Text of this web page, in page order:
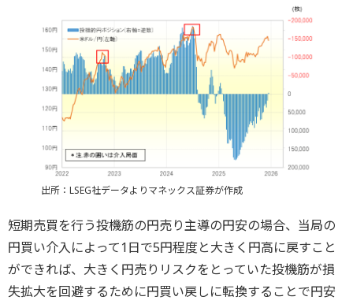
出所：LSEG社データよりマネックス証券が作成
短期売買を行う投機筋の円売り主導の円安の場合、当局の
円買い介入によって1日で5円程度と大きく円高に戻すこと
ができれば、大きく円売りリスクをとっていた投機筋が損
失拡大を回避するために円買い戻しに転換することで円安